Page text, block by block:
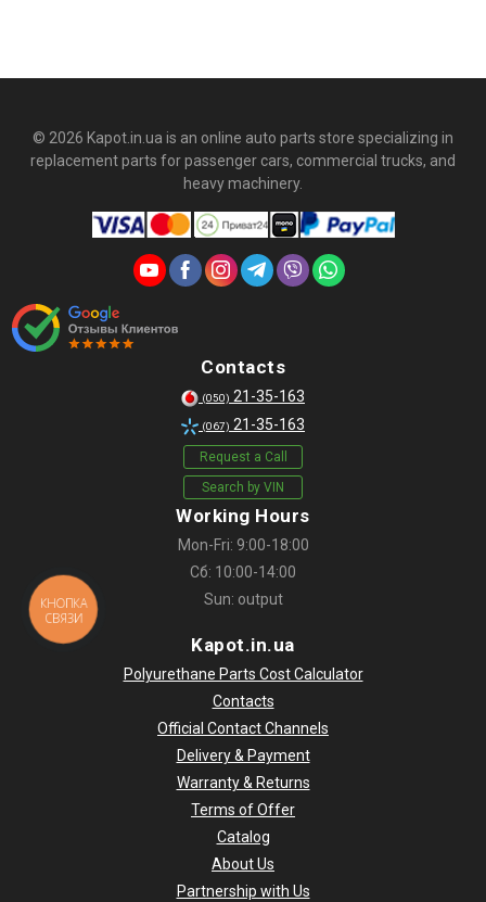
© 2026 Kapot.in.ua is an online auto parts store specializing in
replacement parts for passenger cars, commercial trucks, and
heavy machinery.
Contacts
(050) 21-35-163
(067) 21-35-163
Request a Call
Search by VIN
Working Hours
Mon-Fri: 9:00-18:00
Сб: 10:00-14:00
Sun: output
Kapot.in.ua
Polyurethane Parts Cost Calculator
Contacts
Official Contact Channels
Delivery & Payment
Warranty & Returns
Terms of Offer
Catalog
About Us
Partnership with Us
КНОПКА
СВЯЗИ